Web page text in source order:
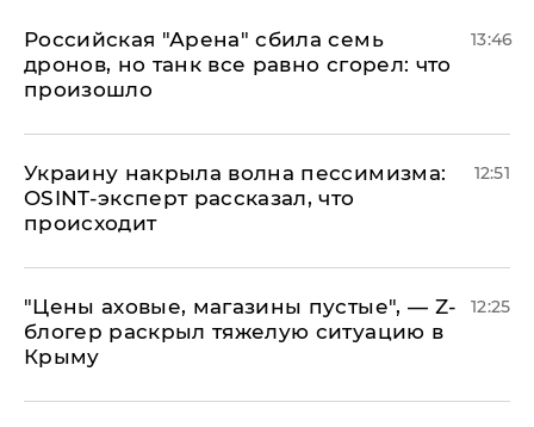
​Российская "Арена" сбила семь
дронов, но танк все равно сгорел: что
произошло
13:46
​Украину накрыла волна пессимизма:
OSINT-эксперт рассказал, что
происходит
12:51
​"Цены аховые, магазины пустые", — Z-
блогер раскрыл тяжелую ситуацию в
Крыму
12:25